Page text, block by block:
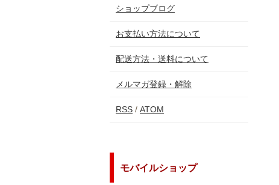
ショップブログ
お支払い方法について
配送方法・送料について
メルマガ登録・解除
RSS / ATOM
モバイルショップ